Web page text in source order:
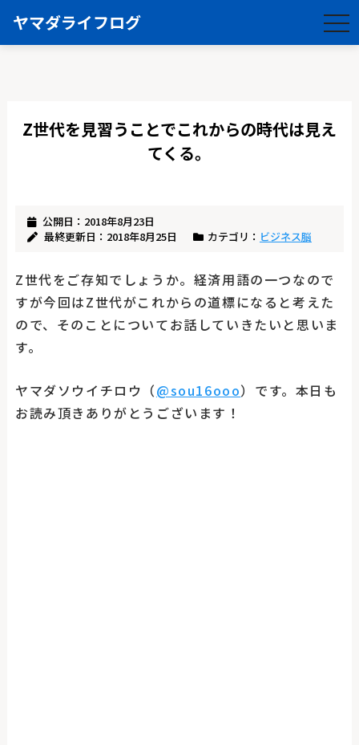
ヤマダライフログ
Z世代を見習うことでこれからの時代は見え
てくる。
公開日：2018年8月23日
最終更新日：2018年8月25日
カテゴリ： ビジネス脳
Z世代をご存知でしょうか。経済用語の一つなので
すが今回はZ世代がこれからの道標になると考えた
ので、そのことについてお話していきたいと思いま
す。
ヤマダソウイチロウ（@sou16ooo）です。本日も
お読み頂きありがとうございます！